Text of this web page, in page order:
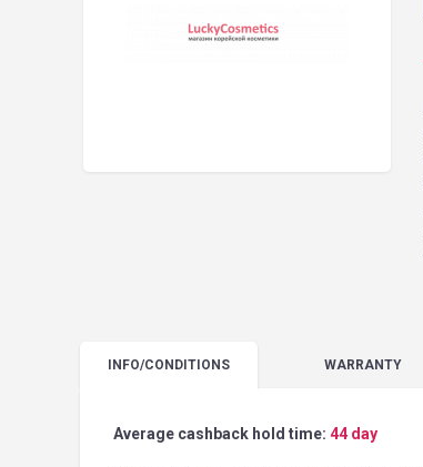
INFO/CONDITIONS WARRANTY
Average cashback hold time: 44 day